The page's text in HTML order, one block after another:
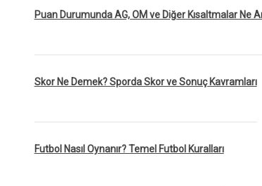
Puan Durumunda AG, OM ve Diğer Kısaltmalar Ne
Skor Ne Demek? Sporda Skor ve Sonuç Kavramları
Futbol Nasıl Oynanır? Temel Futbol Kuralları